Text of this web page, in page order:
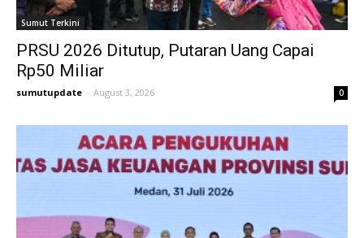
Sumut Terkini
PRSU 2026 Ditutup, Putaran Uang Capai
Rp50 Miliar
sumutupdate - August 3, 2026 0